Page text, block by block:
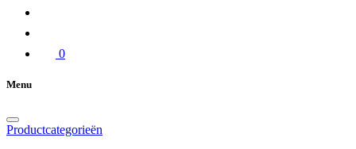
0
Menu
Productcategorieën